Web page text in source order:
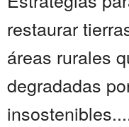
restaurar
áreas rurales
degradadas